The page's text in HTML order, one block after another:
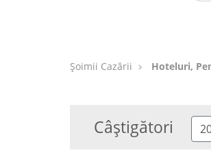
Șoimii Cazării Hoteluri,
Câștigători